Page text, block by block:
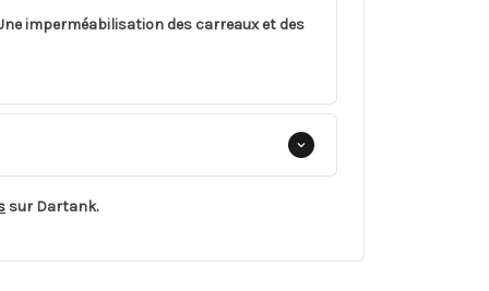
imperméabilisation des carreaux et des
sur Dartank.